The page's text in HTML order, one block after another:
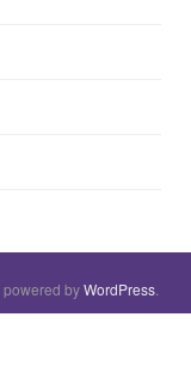
powered byWordPress.